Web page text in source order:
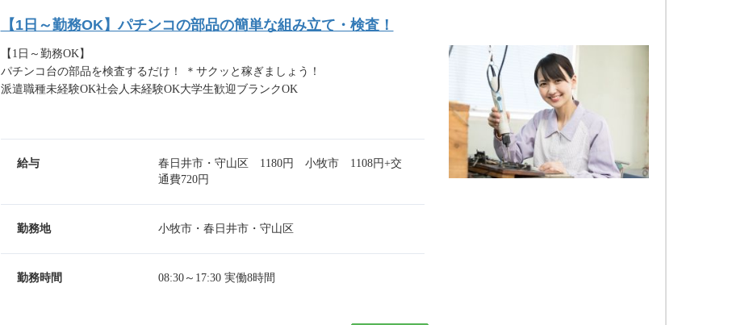
【1日～勤務OK】パチンコの部品の簡単な組み立て・検査！
【1日～勤務OK】
パチンコ台の部品を検査するだけ！ ＊サクッと稼ぎましょう！
派遣職種未経験OK社会人未経験OK大学生歓迎ブランクOK
給与
春日井市・守山区 1180円 小牧市 1108円+交
通費720円
勤務地 小牧市・春日井市・守山区
勤務時間 08:30～17:30 実働8時間